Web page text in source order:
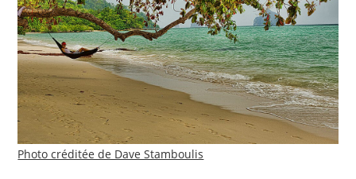
Photo créditée de Dave Stamboulis